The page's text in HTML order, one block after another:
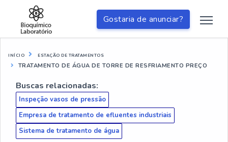
Gostaria de anunciar?
INÍCIO ESTAÇÃO DE TRATAMENTOS
TRATAMENTO DE ÁGUA DE TORRE DE RESFRIAMENTO PREÇO
Buscas relacionadas:
Inspeção vasos de pressão
Empresa de tratamento de efluentes industriais
Sistema de tratamento de água